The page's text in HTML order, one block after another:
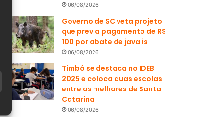
06/08/2026
Governo de SC veta projeto
que previa pagamento de R$
100 por abate de javalis
06/08/2026
Timbó se destaca no IDEB
2025 e coloca duas escolas
entre as melhores de Santa
Catarina
06/08/2026